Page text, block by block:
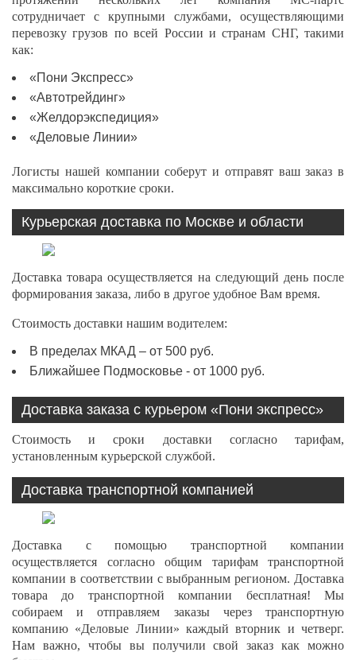
сотрудничает с крупными службами, осуществляющими
перевозку грузов по всей России и странам СНГ, такими
как:
«Пони Экспресс»
«Автотрейдинг»
«Желдорэкспедиция»
«Деловые Линии»
Логисты нашей компании соберут и отправят ваш заказ в
максимально короткие сроки.
Курьерская доставка по Москве и области
Доставка товара осуществляется на следующий день после
формирования заказа, либо в другое удобное Вам время.
Стоимость доставки нашим водителем:
В пределах МКАД – от 500 руб.
Ближайшее Подмосковье - от 1000 руб.
Доставка заказа с курьером «Пони экспресс»
Стоимость и сроки доставки согласно тарифам,
установленным курьерской службой.
Доставка транспортной компанией
Доставка с помощью транспортной компании
осуществляется согласно общим тарифам транспортной
компании в соответствии с выбранным регионом. Доставка
товара до транспортной компании бесплатная! Мы
собираем и отправляем заказы через транспортную
компанию «Деловые Линии» каждый вторник и четверг.
Нам важно, чтобы вы получили свой заказ как можно